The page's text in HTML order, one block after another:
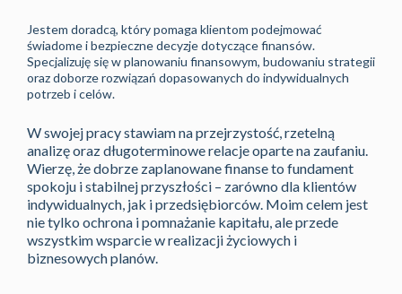
Jestem doradcą, który pomaga klientom podejmować
świadome i bezpieczne decyzje dotyczące finansów.
Specjalizuję się w planowaniu finansowym, budowaniu strategii
oraz doborze rozwiązań dopasowanych do indywidualnych
potrzeb i celów.
W swojej pracy stawiam na przejrzystość, rzetelną
analizę oraz długoterminowe relacje oparte na zaufaniu.
Wierzę, że dobrze zaplanowane finanse to fundament
spokoju i stabilnej przyszłości – zarówno dla klientów
indywidualnych, jak i przedsiębiorców. Moim celem jest
nie tylko ochrona i pomnażanie kapitału, ale przede
wszystkim wsparcie w realizacji życiowych i
biznesowych planów.